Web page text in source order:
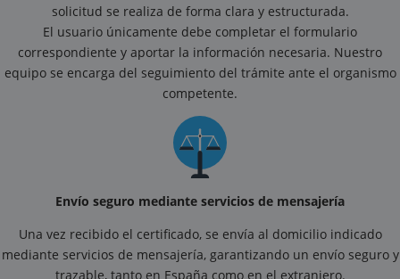
solicitud se realiza de forma clara y estructurada.
El usuario únicamente debe completar el formulario
correspondiente y aportar la información necesaria. Nuestro
equipo se encarga del seguimiento del trámite ante el organismo
competente.
Envío seguro mediante servicios de mensajería
Una vez recibido el certificado, se envía al domicilio indicado
mediante servicios de mensajería, garantizando un envío seguro y
trazable, tanto en España como en el extranjero.